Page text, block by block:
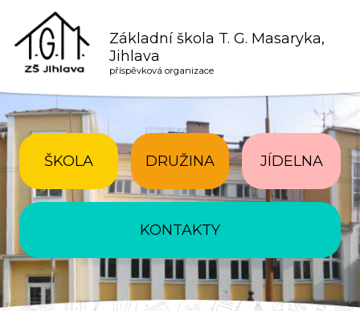
Základní škola T. G. Masaryka,
Jihlava
příspěvková organizace
ŠKOLA DRUŽINA JÍDELNA
KONTAKTY